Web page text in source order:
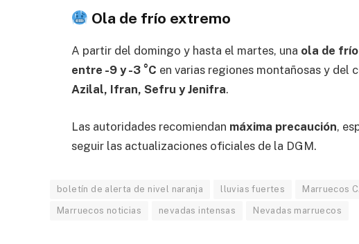
Ola de frío extremo
A partir del domingo y hasta el martes, una ola de frío
entre -9 y -3 °C en varias regiones montañosas y del
Azilal, Ifran, Sefru y Jenifra.
Las autoridades recomiendan máxima precaución,
seguir las actualizaciones oficiales de la DGM.
boletín de alerta de nivel naranja lluvias fuertes Marruecos
Marruecos noticias nevadas intensas Nevadas marruecos